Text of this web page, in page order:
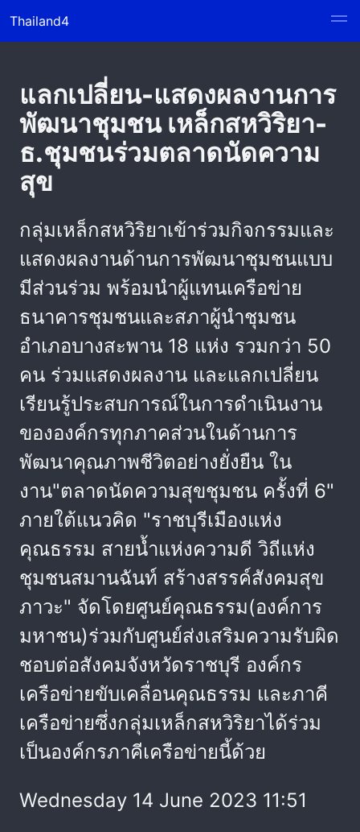
Thailand4
แลกเปลี่ยน-แสดงผลงานการ
พัฒนาชุมชน เหล็กสหวิริยา-
ธ.ชุมชนร่วมตลาดนัดความ
สุข
กลุ่มเหล็กสหวิริยาเข้าร่วมกิจกรรมและ
แสดงผลงานด้านการพัฒนาชุมชนแบบ
มีส่วนร่วม พร้อมนำผู้แทนเครือข่าย
ธนาคารชุมชนและสภาผู้นำชุมชน
อำเภอบางสะพาน 18 แห่ง รวมกว่า 50
คน ร่วมแสดงผลงาน และแลกเปลี่ยน
เรียนรู้ประสบการณ์ในการดำเนินงาน
ขององค์กรทุกภาคส่วนในด้านการ
พัฒนาคุณภาพชีวิตอย่างยั่งยืน ใน
งาน"ตลาดนัดความสุขชุมชน ครั้งที่ 6"
ภายใต้แนวคิด "ราชบุรีเมืองแห่ง
คุณธรรม สายน้ำแห่งความดี วิถีแห่ง
ชุมชนสมานฉันท์ สร้างสรรค์สังคมสุข
ภาวะ" จัดโดยศูนย์คุณธรรม(องค์การ
มหาชน)ร่วมกับศูนย์ส่งเสริมความรับผิด
ชอบต่อสังคมจังหวัดราชบุรี องค์กร
เครือข่ายขับเคลื่อนคุณธรรม และภาคี
เครือข่ายซึ่งกลุ่มเหล็กสหวิริยาได้ร่วม
เป็นองค์กรภาคีเครือข่ายนี้ด้วย
Wednesday 14 June 2023 11:51